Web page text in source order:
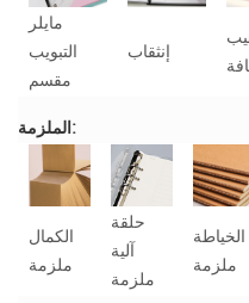
مايلر
التبويب
مقسم
إنثقاب
الملزمة:
الكمال
ملزمة
حلقة
آلية
ملزمة
الخياطة
ملزمة